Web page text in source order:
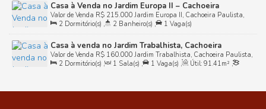
Casa à Venda no Jardim Europa II – Cachoeira
Paulista/SP R$ 215.000
Valor de Venda
Jardim Europa II, Cachoeira Paulista,
São Paulo, Brasil
2 Dormitório(s) , 2 Banheiro(s) , 1 Vaga(s)
Casa à venda no Jardim Trabalhista, Cachoeira
Paulista/SP R$ 160.000
Valor de Venda
Jardim Trabalhista, Cachoeira Paulista,
São Paulo, Brasil
2 Dormitório(s) , 1 Sala(s) , 1 Vaga(s) , Útil: 91.41m² ,